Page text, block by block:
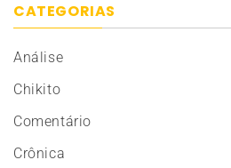
CATEGORIAS
Análise
Chikito
Comentário
Crônica